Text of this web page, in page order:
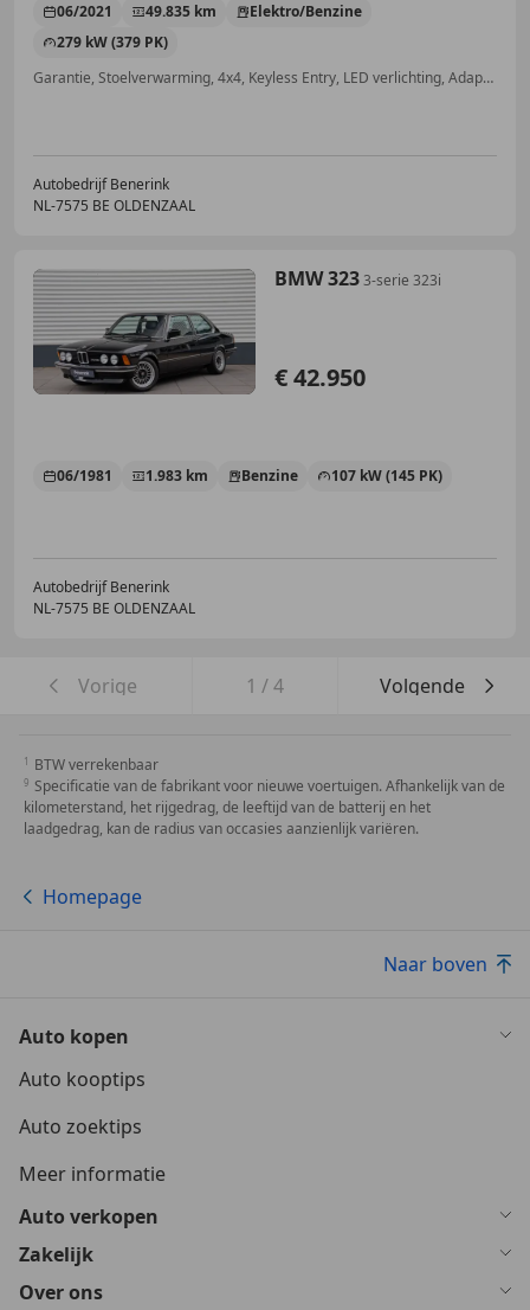
06/2021 49.835 km
Elektro/Benzine
279 kW (379 PK)
Garantie, Stoelverwarming, 4x4, Keyless Entry, LED verlichting, Adaptieve Cruise Control, Stuurwielverwarming, Open dak
Autobedrijf Benerink
NL-7575 BE OLDENZAAL
BMW 3233-serie 323i
€ 42.950
06/1981 1.983 km Benzine 107 kW (145 PK)
Autobedrijf Benerink
NL-7575 BE OLDENZAAL
Vorige 1 /4 Volgende
BTW verrekenbaar
Specificatie van de fabrikant voor nieuwe voertuigen. Afhankelijk van de
kilometerstand, het rijgedrag, de leeftijd van de batterij en het
laadgedrag, kan de radius van occasies aanzienlijk variëren.
Homepage
Naar boven
Auto kopen
Auto kooptips
Auto zoektips
Meer informatie
Auto verkopen
Zakelijk
Over ons